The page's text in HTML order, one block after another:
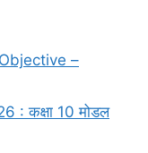
–
: कक्षा 10 मोडल